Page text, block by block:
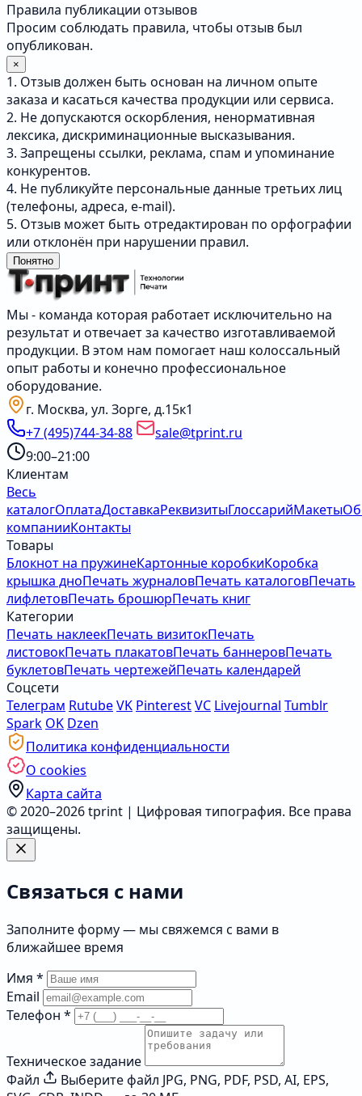
Правила публикации отзывов
Просим соблюдать правила, чтобы отзыв был
опубликован.
×
1. Отзыв должен быть основан на личном опыте
заказа и касаться качества продукции или сервиса.
2. Не допускаются оскорбления, ненормативная
лексика, дискриминационные высказывания.
3. Запрещены ссылки, реклама, спам и упоминание
конкурентов.
4. Не публикуйте персональные данные третьих лиц
(телефоны, адреса, e-mail).
5. Отзыв может быть отредактирован по орфографии
или отклонён при нарушении правил.
Понятно
Мы - команда которая работает исключительно на
результат и отвечает за качество изготавливаемой
продукции. В этом нам помогает наш колоссальный
опыт работы и конечно профессиональное
оборудование.
г. Москва, ул. Зорге, д.15к1
+7 (495)744-34-88
sale@tprint.ru
9:00–21:00
Клиентам
Весь
каталогОплатаДоставкаРеквизитыГлоссарийМакеты
компанииКонтакты
Товары
Блокнот на пружинеКартонные коробкиКоробка
крышка дноПечать журналовПечать каталоговПечать
лифлетовПечать брошюрПечать книг
Категории
Печать наклеекПечать визитокПечать
листовокПечать плакатовПечать баннеровПечать
буклетовПечать чертежейПечать календарей
Соцсети
Телеграм RutubeVK PinterestVC Livejournal Tumblr
Spark OK Dzen
Политика конфиденциальности
О cookies
Карта сайта
© 2020–2026 tprint | Цифровая типография. Все права
защищены.
Связаться с нами
Заполните форму — мы свяжемся с вами в
ближайшее время
Имя *
Email
Телефон *
Техническое задание
Файл
Выберите файл JPG, PNG, PDF, PSD, AI, EPS,